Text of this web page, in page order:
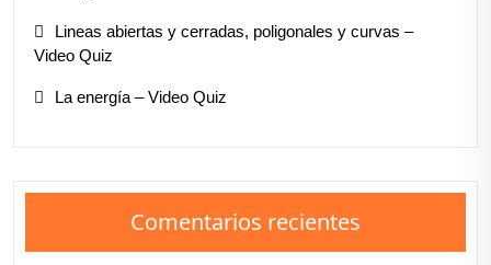
Lineas abiertas y cerradas, poligonales y curvas –
Video Quiz
La energía – Video Quiz
Comentarios recientes